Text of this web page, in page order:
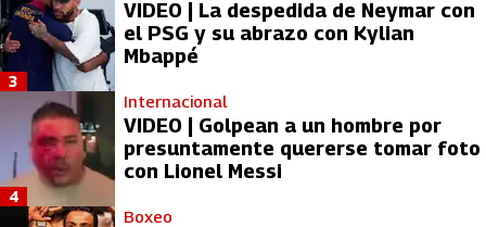
VIDEO | La despedida de Neymar con
el PSG y su abrazo con Kylian
Mbappé
3
Internacional
VIDEO | Golpean a un hombre por
presuntamente quererse tomar foto
con Lionel Messi
4
Boxeo